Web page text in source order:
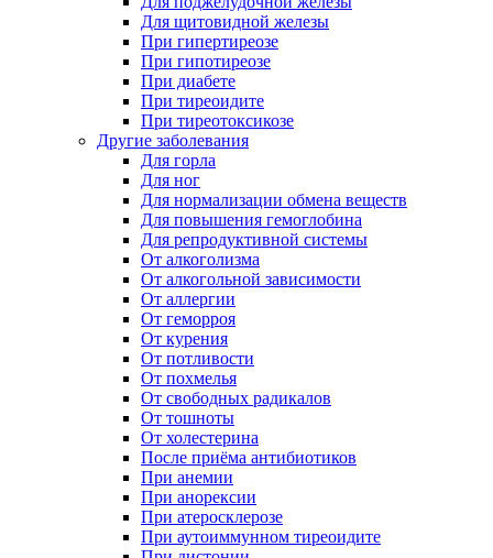
Для щитовидной железы
При гипертиреозе
При гипотиреозе
При диабете
При тиреоидите
При тиреотоксикозе
Другие заболевания
Для горла
Для ног
Для нормализации обмена веществ
Для повышения гемоглобина
Для репродуктивной системы
От алкоголизма
От алкогольной зависимости
От аллергии
От геморроя
От курения
От потливости
От похмелья
От свободных радикалов
От тошноты
От холестерина
После приёма антибиотиков
При анемии
При анорексии
При атеросклерозе
При аутоиммунном тиреоидите